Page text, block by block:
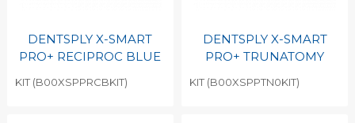
DENTSPLY X-SMART
PRO+ RECIPROC BLUE
KIT (B00XSPPRCBKIT)
DENTSPLY X-SMART
PRO+ TRUNATOMY
KIT (B00XSPPTN0KIT)